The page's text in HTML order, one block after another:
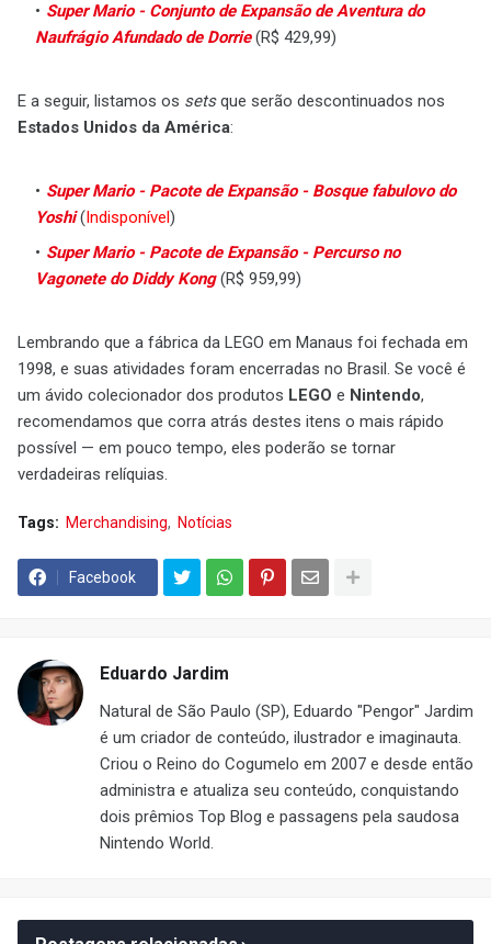
Super Mario - Conjunto de Expansão de Aventura do
Naufrágio Afundado de Dorrie(R$ 429,99)
E a seguir, listamos os setsque serão descontinuados nos
Estados Unidos da América:
Super Mario - Pacote de Expansão - Bosque fabulovo do
Yoshi(Indisponível)
Super Mario - Pacote de Expansão - Percurso no
Vagonete do Diddy Kong(R$ 959,99)
Lembrando que a fábrica da LEGO em Manaus foi fechada em
1998, e suas atividades foram encerradas no Brasil. Se você é
um ávido colecionador dos produtos LEGO e Nintendo,
recomendamos que corra atrás destes itens o mais rápido
possível — em pouco tempo, eles poderão se tornar
verdadeiras relíquias.
Tags: Merchandising Notícias
Facebook
Eduardo Jardim
Natural de São Paulo (SP), Eduardo "Pengor" Jardim
é um criador de conteúdo, ilustrador e imaginauta.
Criou o Reino do Cogumelo em 2007 e desde então
administra e atualiza seu conteúdo, conquistando
dois prêmios Top Blog e passagens pela saudosa
Nintendo World.